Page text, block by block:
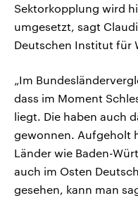
Sektorkopplung wird
umgesetzt, sagt
Deutschen Institut für
„Im
dass im Moment
liegt. Die haben auch
gewonnen. Aufgeholt
Länder wie Baden-
auch im Osten
gesehen, kann man